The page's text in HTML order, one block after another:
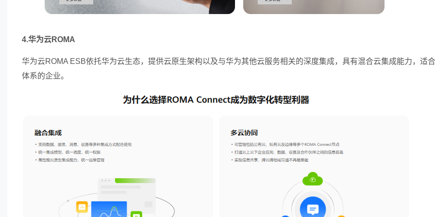
4.华为云ROMA
华为云ROMA ESB依托华为云生态，提供云原生架构以及与华为其他云服务相关的深度集成，具有混合云集成能力，适
体系的企业。